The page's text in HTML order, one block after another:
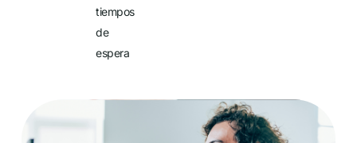
tiempos
de
espera